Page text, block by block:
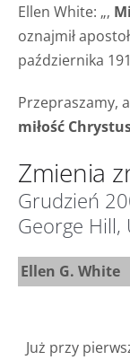
Ellen White: „‚
oznajmił apostoł
października
Przepraszamy,
miłość
Zmienia
Grudzień
George Hill,
Ellen G. White
Już przy